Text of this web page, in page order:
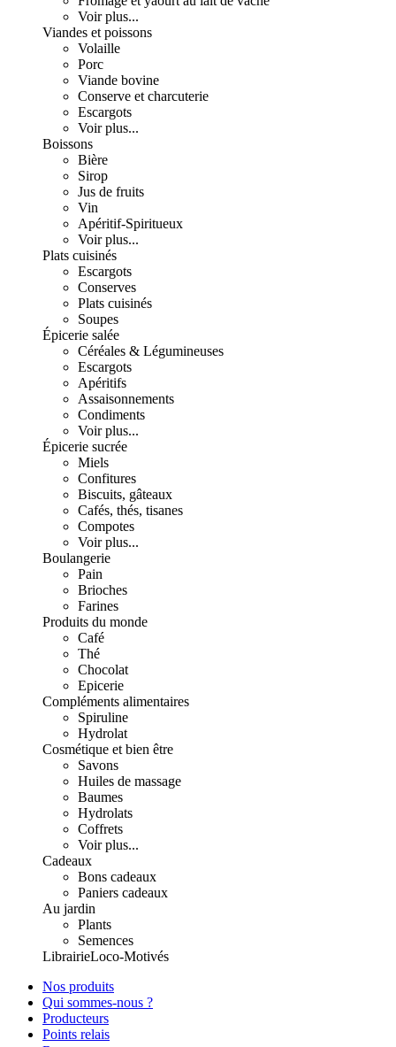
Voir plus...
Viandes et poissons
Volaille
Porc
Viande bovine
Conserve et charcuterie
Escargots
Voir plus...
Boissons
Bière
Sirop
Jus de fruits
Vin
Apéritif-Spiritueux
Voir plus...
Plats cuisinés
Escargots
Conserves
Plats cuisinés
Soupes
Épicerie salée
Céréales & Légumineuses
Escargots
Apéritifs
Assaisonnements
Condiments
Voir plus...
Épicerie sucrée
Miels
Confitures
Biscuits, gâteaux
Cafés, thés, tisanes
Compotes
Voir plus...
Boulangerie
Pain
Brioches
Farines
Produits du monde
Café
Thé
Chocolat
Epicerie
Compléments alimentaires
Spiruline
Hydrolat
Cosmétique et bien être
Savons
Huiles de massage
Baumes
Hydrolats
Coffrets
Voir plus...
Cadeaux
Bons cadeaux
Paniers cadeaux
Au jardin
Plants
Semences
LibrairieLoco-Motivés
Nos produits
Qui sommes-nous ?
Producteurs
Points relais